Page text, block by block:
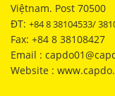
Việtnam. Post 70500
ĐT: +84 8 38104533/
Fax: +84 8 38108427
Email :
Website :